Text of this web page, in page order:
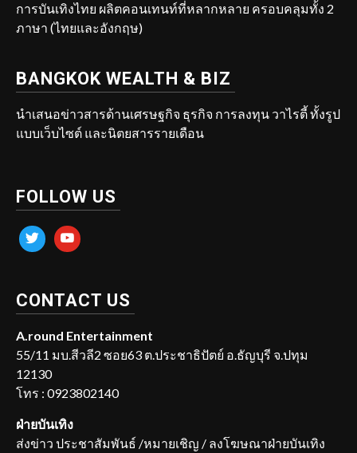
การบันเทิงไทย ผลิตคอนเทนท์ที่หลากหลาย ครอบคลุมทั้ง 2
ภาษา (ไทยและอังกฤษ)
BANGKOK WEALTH & BIZ
นำเสนอข่าวสารด้านเศรษฐกิจ ธุรกิจ การลงทุน วาไรตี้ ทั้งรูป
แบบเว็บไซต์ และนิตยสารรายเดือน
FOLLOW US
twitter youtube
CONTACT US
A.round Entertainment
55/11 มบ.สีวลี2 ซอย63 ต.ประชาธิปัตย์ อ.ธัญบุรี จ.ปทุม
12130
โทร : 0923802140
ฝ่ายบันเทิง
ส่งข่าว ประชาสัมพันธ์ /หมายเชิญ / ลงโฆษณาฝ่ายบันเทิง